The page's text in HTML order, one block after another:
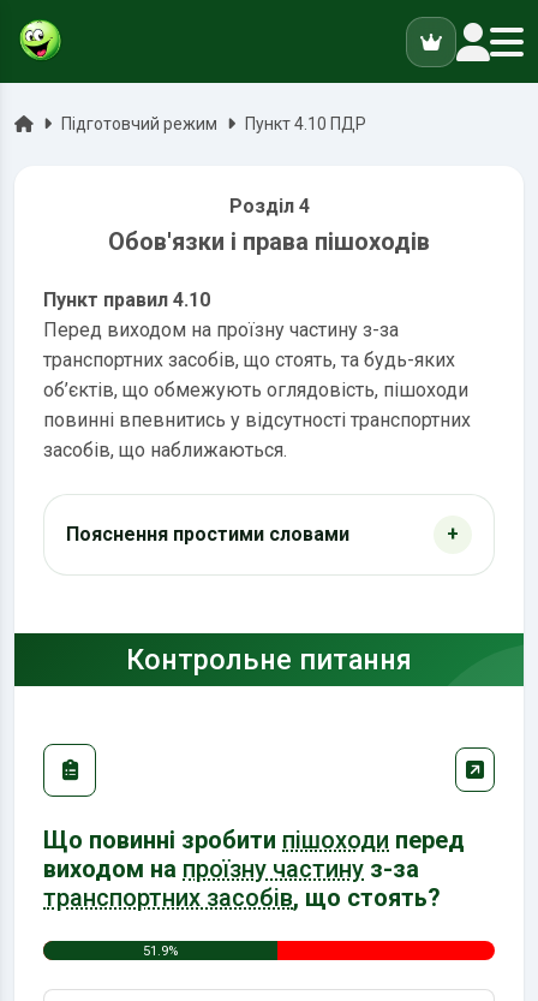
ГоловнаПідготовчий режим Пункт 4.10 ПДР
Розділ 4
Обов'язки і права пішоходів
Пункт правил 4.10
Перед виходом на проїзну частину з-за
транспортних засобів, що стоять, та будь-яких
об’єктів, що обмежують оглядовість, пішоходи
повинні впевнитись у відсутності транспортних
засобів, що наближаються.
Пояснення простими словами
Контрольне питання
Що повинні зробити пішоходи перед
виходом на проїзну частину з-за
транспортних засобів, що стоять?
51.9%